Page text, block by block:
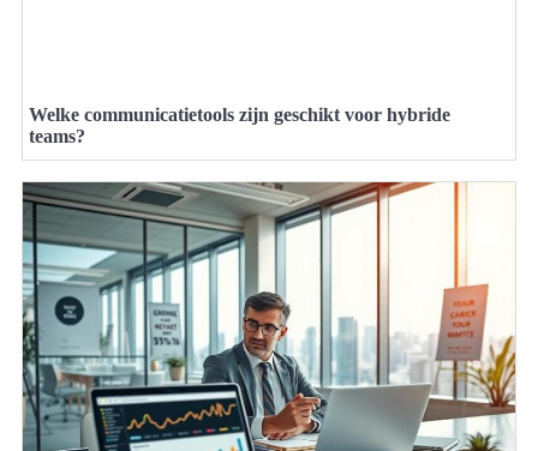
Welke communicatietools zijn geschikt voor hybride
teams?